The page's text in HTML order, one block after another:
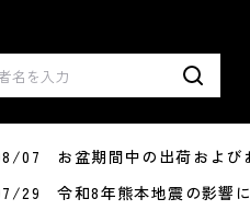
07 お盆期間中の出荷および
29 令和8年熊本地震の影響